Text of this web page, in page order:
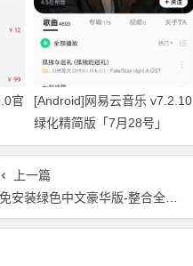
官
[Android]网易云音乐 v7.2.10
绿化精简版「7月28号」
上一篇
文豪华版-整合全部DLC+全人物MOD绅士包